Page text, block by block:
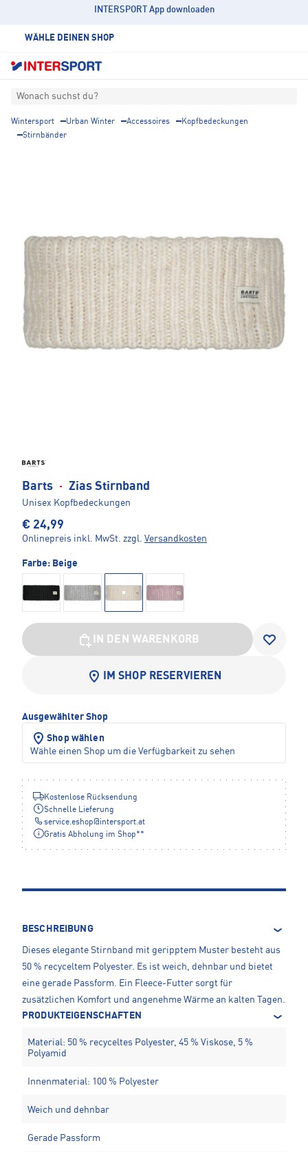
INTERSPORT App downloaden
WÄHLE DEINEN SHOP
Wonach suchst du?
Wintersport Urban Winter Accessoires
Kopfbedeckungen
Stirnbänder
Barts · Zias Stirnband
Unisex Kopfbedeckungen
€ 24,99
Onlinepreis inkl. MwSt. zzgl. Versandkosten
Farbe: Beige
IN DEN WARENKORB
IM SHOP RESERVIEREN
Ausgewählter Shop
Shop wählen
Wähle einen Shop um die Verfügbarkeit zu sehen
Kostenlose Rücksendung
Schnelle Lieferung
service.eshop@intersport.at
Gratis Abholung im Shop**
BESCHREIBUNG
Dieses elegante Stirnband mit geripptem Muster besteht aus
50 % recyceltem Polyester. Es ist weich, dehnbar und bietet
eine gerade Passform. Ein Fleece-Futter sorgt für
zusätzlichen Komfort und angenehme Wärme an kalten Tagen.
PRODUKTEIGENSCHAFTEN
Material: 50 % recyceltes Polyester, 45 % Viskose, 5 %
Polyamid
Innenmaterial: 100 % Polyester
Weich und dehnbar
Gerade Passform